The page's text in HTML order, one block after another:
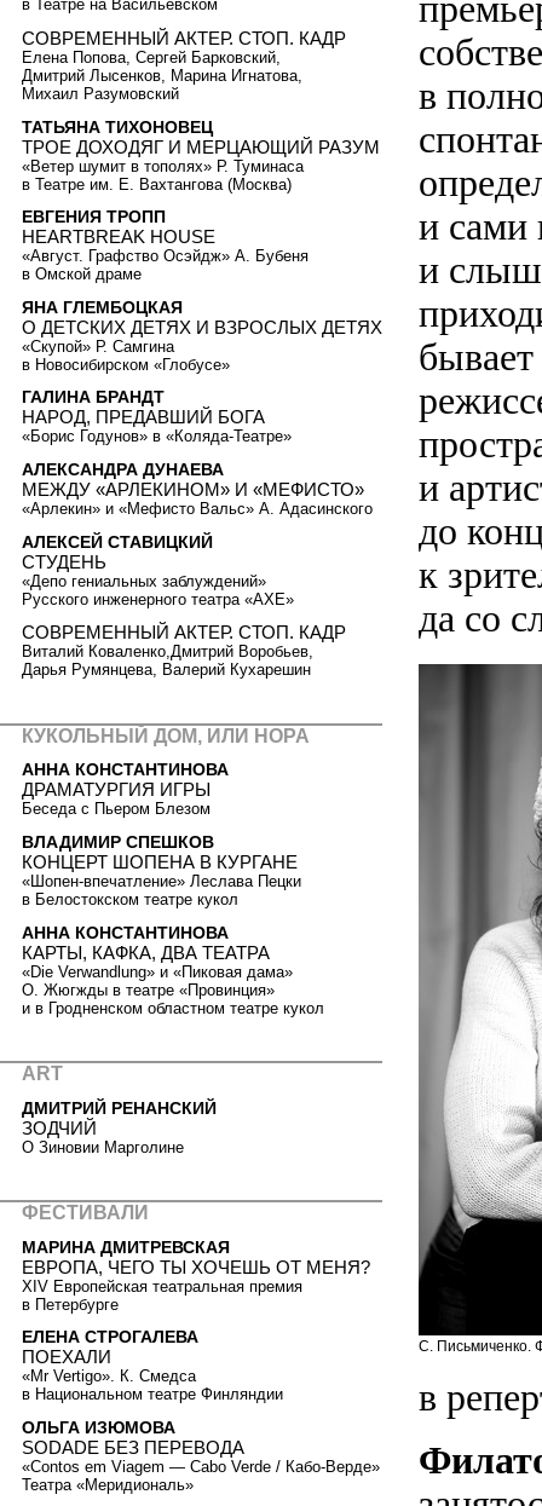
в
и сами
и
и
до
к
да со
С. Письмиченко.
в
в Театре на Васильевском
СОВРЕМЕННЫЙ АКТЕР. СТОП. КАДР
Елена Попова, Сергей Барковский,
Дмитрий Лысенков, Марина Игнатова,
Михаил Разумовский
ТАТЬЯНА ТИХОНОВЕЦ
ТРОЕ ДОХОДЯГ И МЕРЦАЮЩИЙ РАЗУМ
«Ветер шумит в тополях» Р. Туминаса
в Театре им. Е. Вахтангова (Москва)
ЕВГЕНИЯ ТРОПП
HEARTBREAK HOUSE
«Август. Графство Осэйдж» А. Бубеня
в Омской драме
ЯНА ГЛЕМБОЦКАЯ
О ДЕТСКИХ ДЕТЯХ И ВЗРОСЛЫХ ДЕТЯХ
«Скупой» Р. Самгина
в Новосибирском «Глобусе»
ГАЛИНА БРАНДТ
НАРОД, ПРЕДАВШИЙ БОГА
«Борис Годунов» в «Коляда-Театре»
АЛЕКСАНДРА ДУНАЕВА
МЕЖДУ «АРЛЕКИНОМ» И «МЕФИСТО»
«Арлекин» и «Мефисто Вальс» А. Адасинского
АЛЕКСЕЙ СТАВИЦКИЙ
СТУДЕНЬ
«Депо гениальных заблуждений»
Русского инженерного театра «АХЕ»
СОВРЕМЕННЫЙ АКТЕР. СТОП. КАДР
Виталий Коваленко,Дмитрий Воробьев,
Дарья Румянцева, Валерий Кухарешин
КУКОЛЬНЫЙ ДОМ, ИЛИ НОРА
АННА КОНСТАНТИНОВА
ДРАМАТУРГИЯ ИГРЫ
Беседа с Пьером Блезом
ВЛАДИМИР СПЕШКОВ
КОНЦЕРТ ШОПЕНА В КУРГАНЕ
«Шопен-впечатление» Леслава Пецки
в Белостокском театре кукол
АННА КОНСТАНТИНОВА
КАРТЫ, КАФКА, ДВА ТЕАТРА
«Die Verwandlung» и «Пиковая дама»
О. Жюгжды в театре «Провинция»
и в Гродненском областном театре кукол
ART
ДМИТРИЙ РЕНАНСКИЙ
ЗОДЧИЙ
О Зиновии Марголине
ФЕСТИВАЛИ
МАРИНА ДМИТРЕВСКАЯ
ЕВРОПА, ЧЕГО ТЫ ХОЧЕШЬ ОТ МЕНЯ?
XIV Европейская театральная премия
в Петербурге
ЕЛЕНА СТРОГАЛЕВА
ПОЕХАЛИ
«Mr Vertigo». К. Смедса
в Национальном театре Финляндии
ОЛЬГА ИЗЮМОВА
SODADE БЕЗ ПЕРЕВОДА
«Contos em Viagem — Cabo Verde / Кабо-Верде»
Театра «Меридиональ»